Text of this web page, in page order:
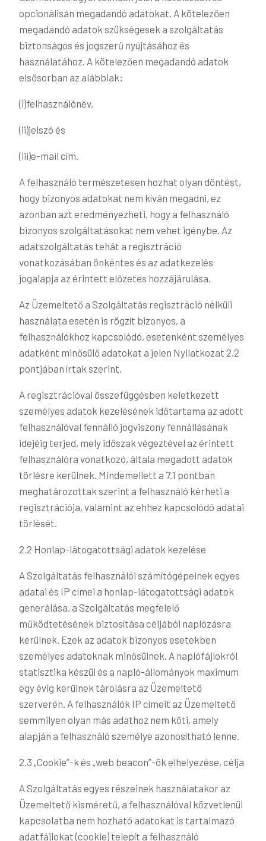
opcionálisan megadandó adatokat. A kötelezően
megadandó adatok szükségesek a szolgáltatás
biztonságos és jogszerű nyújtásához és
használatához. A kötelezően megadandó adatok
elsősorban az alábbiak:
(i)felhasználónév,
(ii)jelszó és
(iii)e-mail cím.
A felhasználó természetesen hozhat olyan döntést,
hogy bizonyos adatokat nem kíván megadni, ez
azonban azt eredményezheti, hogy a felhasználó
bizonyos szolgáltatásokat nem vehet igénybe. Az
adatszolgáltatás tehát a regisztráció
vonatkozásában önkéntes és az adatkezelés
jogalapja az érintett előzetes hozzájárulása.
Az Üzemeltető a Szolgáltatás regisztráció nélküli
használata esetén is rögzít bizonyos, a
felhasználókhoz kapcsolódó, esetenként személyes
adatként minősülő adatokat a jelen Nyilatkozat 2.2
pontjában írtak szerint.
A regisztrációval összefüggésben keletkezett
személyes adatok kezelésének időtartama az adott
felhasználóval fennálló jogviszony fennállásának
idejéig terjed, mely időszak végeztével az érintett
felhasználóra vonatkozó, általa megadott adatok
törlésre kerülnek. Mindemellett a 7.1 pontban
meghatározottak szerint a felhasználó kérheti a
regisztrációja, valamint az ehhez kapcsolódó adatai
törlését.
2.2 Honlap-látogatottsági adatok kezelése
A Szolgáltatás felhasználói számítógépeinek egyes
adatai és IP címei a honlap-látogatottsági adatok
generálása, a Szolgáltatás megfelelő
működtetésének biztosítása céljából naplózásra
kerülnek. Ezek az adatok bizonyos esetekben
személyes adatoknak minősülnek. A naplófájlokról
statisztika készül és a napló-állományok maximum
egy évig kerülnek tárolásra az Üzemeltető
szerverén. A felhasználók IP címeit az Üzemeltető
semmilyen olyan más adathoz nem köti, amely
alapján a felhasználó személye azonosítható lenne.
2.3 „Cookie”-k és „web beacon”-ök elhelyezése, célja
A Szolgáltatás egyes részeinek használatakor az
Üzemeltető kisméretű, a felhasználóval közvetlenül
kapcsolatba nem hozható adatokat is tartalmazó
adatfájlokat (cookie) telepít a felhasználó